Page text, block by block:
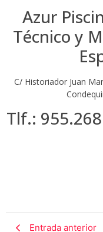
Azur
Técnico y
C/ Historiador Juan
Tlf.:
Entrada anterior